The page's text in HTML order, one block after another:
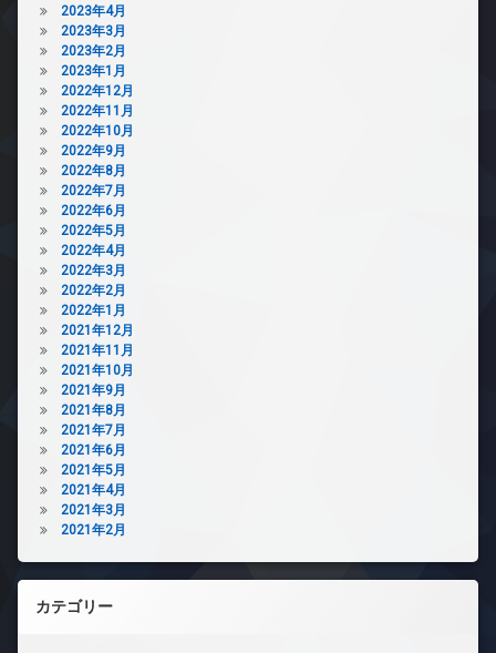
2023年4月
2023年3月
2023年2月
2023年1月
2022年12月
2022年11月
2022年10月
2022年9月
2022年8月
2022年7月
2022年6月
2022年5月
2022年4月
2022年3月
2022年2月
2022年1月
2021年12月
2021年11月
2021年10月
2021年9月
2021年8月
2021年7月
2021年6月
2021年5月
2021年4月
2021年3月
2021年2月
カテゴリー